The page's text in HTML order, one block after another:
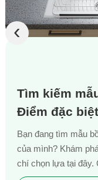
Tìm kiếm
Điểm đặc
Bạn đang tìm mẫu
của mình? Khám
chí chọn lựa tại đây.
‹